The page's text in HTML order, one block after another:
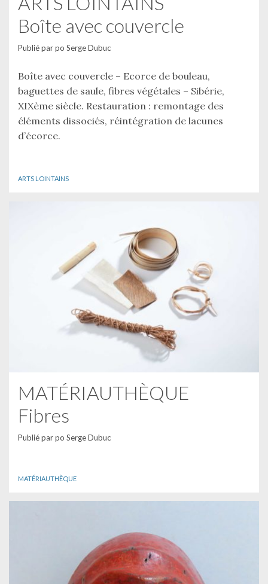
Boîte avec couvercle
Publié parpo Serge Dubuc
Boîte avec couvercle – Ecorce de bouleau,
baguettes de saule, fibres végétales – Sibérie,
XIXème siècle. Restauration : remontage des
éléments dissociés, réintégration de lacunes
d’écorce.
ARTS LOINTAINS
MATÉRIAUTHÈQUE
Fibres
Publié parpo Serge Dubuc
MATÉRIAUTHÈQUE